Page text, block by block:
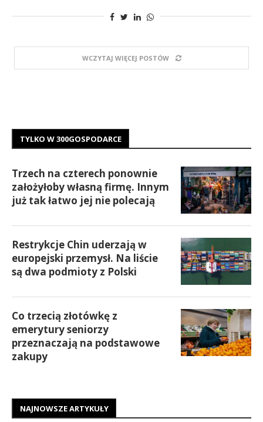
WCZYTAJ WIĘCEJ POSTÓW
TYLKO W 300GOSPODARCE
Trzech na czterech ponownie
założyłoby własną firmę. Innym
już tak łatwo jej nie polecają
Restrykcje Chin uderzają w
europejski przemysł. Na liście
są dwa podmioty z Polski
Co trzecią złotówkę z
emerytury seniorzy
przeznaczają na podstawowe
zakupy
NAJNOWSZE ARTYKUŁY